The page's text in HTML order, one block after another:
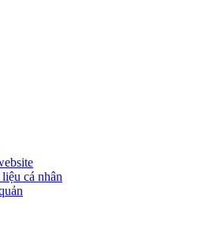
cá nhân